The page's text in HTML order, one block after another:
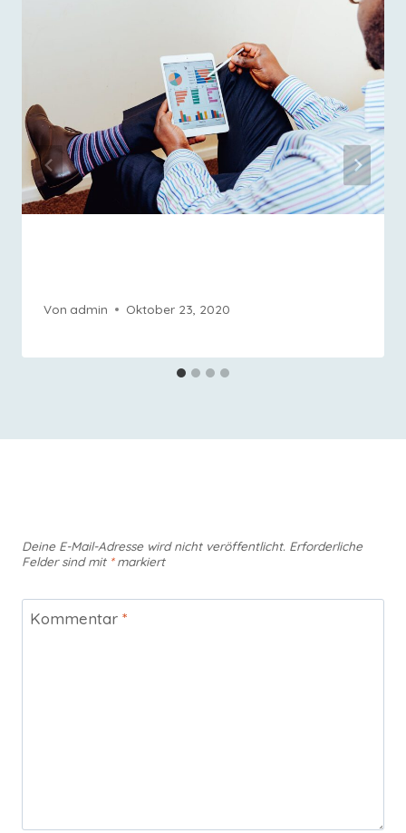
Von admin Oktober 23, 2020
Deine E-Mail-Adresse wird nicht veröffentlicht. Erforderliche
Felder sind mit *markiert
Kommentar *